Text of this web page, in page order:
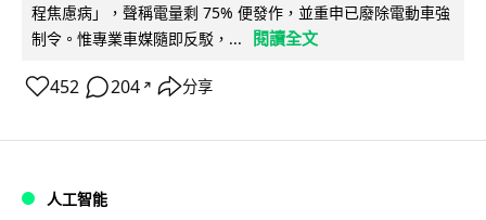
程焦慮病」，聲稱電量剩 75% 便發作，並重申已廢除電動車強
制令。惟專業車媒隨即反駁，...
閱讀全文
452 204 ↗ 分享
人工智能